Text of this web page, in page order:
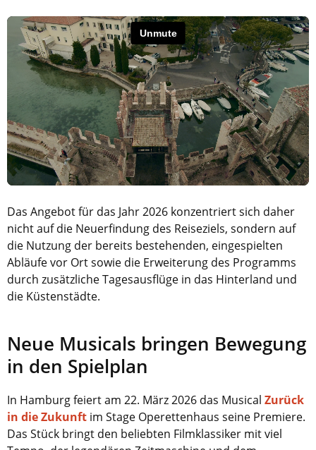
Das Angebot für das Jahr 2026 konzentriert sich daher
nicht auf die Neuerfindung des Reiseziels, sondern auf
die Nutzung der bereits bestehenden, eingespielten
Abläufe vor Ort sowie die Erweiterung des Programms
durch zusätzliche Tagesausflüge in das Hinterland und
die Küstenstädte.
Neue Musicals bringen Bewegung
in den Spielplan
In Hamburg feiert am 22. März 2026 das Musical Zurück
in die Zukunft im Stage Operettenhaus seine Premiere.
Das Stück bringt den beliebten Filmklassiker mit viel